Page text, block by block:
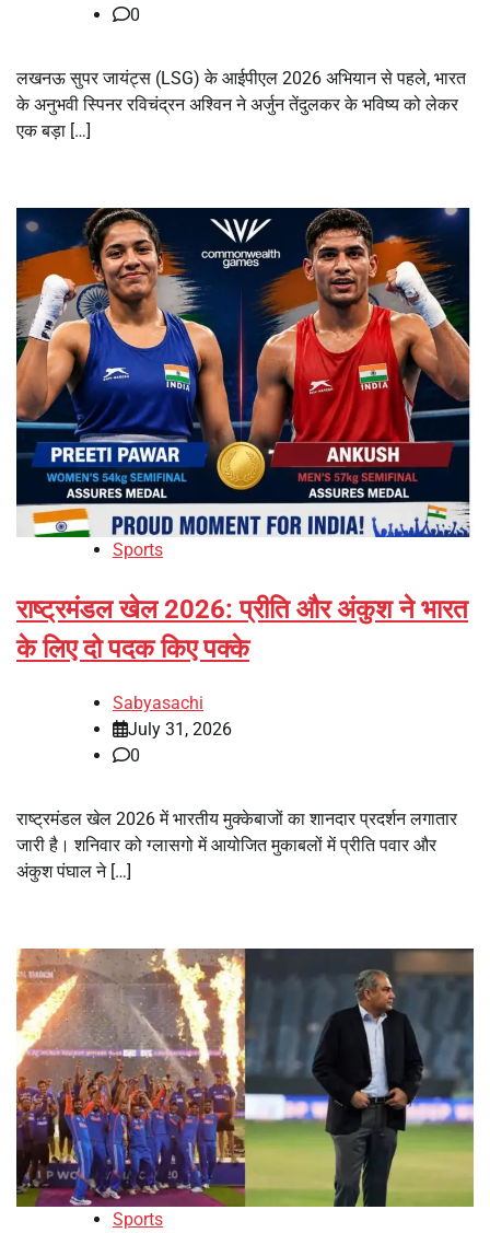
0
लखनऊ सुपर जायंट्स (LSG) के आईपीएल 2026 अभियान से पहले, भारत
के अनुभवी स्पिनर रविचंद्रन अश्विन ने अर्जुन तेंदुलकर के भविष्य को लेकर
एक बड़ा […]
Sports
राष्ट्रमंडल खेल 2026: प्रीति और अंकुश ने भारत
के लिए दो पदक किए पक्के
Sabyasachi
July 31, 2026
0
राष्ट्रमंडल खेल 2026 में भारतीय मुक्केबाजों का शानदार प्रदर्शन लगातार
जारी है। शनिवार को ग्लासगो में आयोजित मुकाबलों में प्रीति पवार और
अंकुश पंघाल ने […]
Sports